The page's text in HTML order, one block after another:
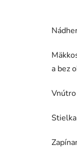
a bez